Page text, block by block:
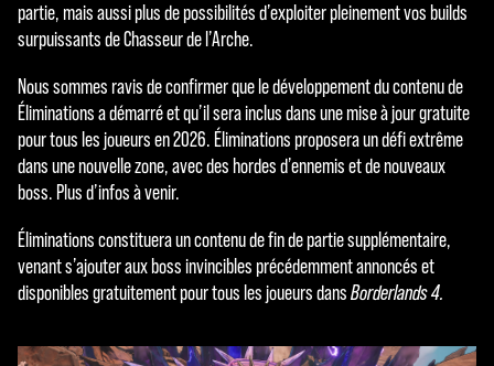
partie, mais aussi plus de possibilités d’exploiter pleinement vos builds
surpuissants de Chasseur de l’Arche.
Nous sommes ravis de confirmer que le développement du contenu de
Éliminations a démarré et qu’il sera inclus dans une mise à jour gratuite
pour tous les joueurs en 2026. Éliminations proposera un défi extrême
dans une nouvelle zone, avec des hordes d’ennemis et de nouveaux
boss. Plus d’infos à venir.
Éliminations constituera un contenu de fin de partie supplémentaire,
venant s’ajouter aux boss invincibles précédemment annoncés et
disponibles gratuitement pour tous les joueurs dansBorderlands 4.